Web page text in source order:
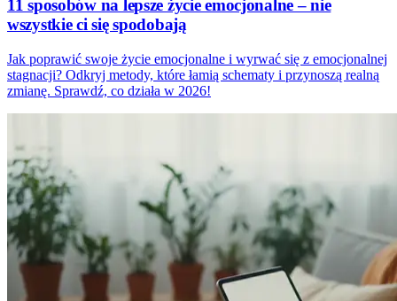
11 sposobów na lepsze życie emocjonalne – nie
wszystkie ci się spodobają
Jak poprawić swoje życie emocjonalne i wyrwać się z emocjonalnej
stagnacji? Odkryj metody, które łamią schematy i przynoszą realną
zmianę. Sprawdź, co działa w 2026!